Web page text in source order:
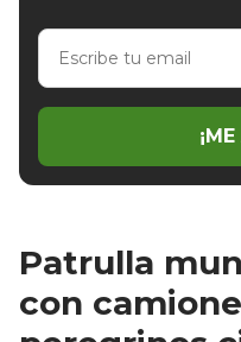
Escribe
email
Patrulla
con